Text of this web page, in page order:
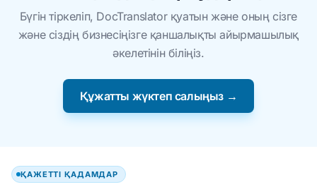
Бүгін тіркеліп, DocTranslator қуатын және оның сізге
және сіздің бизнесіңізге қаншалықты айырмашылық
әкелетінін біліңіз.
Құжатты жүктеп салыңыз →
ҚАЖЕТТІ ҚАДАМДАР